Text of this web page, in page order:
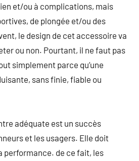
et/ou à complications, mais
de plongée et/ou des
le design de cet accessoire va
ou non. Pourtant, il ne faut pas
simplement parce qu’une
sans finie, fiable ou
adéquate est un succès
et les usagers. Elle doit
performance. de ce fait, les